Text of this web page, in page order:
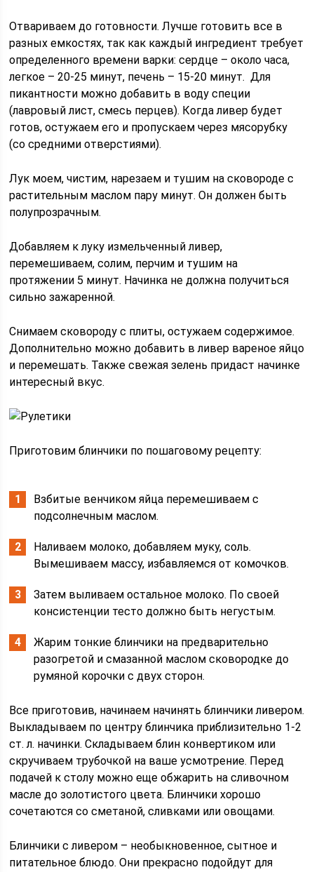
Отвариваем до готовности. Лучше готовить все в
разных емкостях, так как каждый ингредиент требует
определенного времени варки: сердце – около часа,
легкое – 20-25 минут, печень – 15-20 минут. Для
пикантности можно добавить в воду специи
(лавровый лист, смесь перцев). Когда ливер будет
готов, остужаем его и пропускаем через мясорубку
(со средними отверстиями).
Лук моем, чистим, нарезаем и тушим на сковороде с
растительным маслом пару минут. Он должен быть
полупрозрачным.
Добавляем к луку измельченный ливер,
перемешиваем, солим, перчим и тушим на
протяжении 5 минут. Начинка не должна получиться
сильно зажаренной.
Снимаем сковороду с плиты, остужаем содержимое.
Дополнительно можно добавить в ливер вареное яйцо
и перемешать. Также свежая зелень придаст начинке
интересный вкус.
Приготовим блинчики по пошаговому рецепту:
Взбитые венчиком яйца перемешиваем с
подсолнечным маслом.
Наливаем молоко, добавляем муку, соль.
Вымешиваем массу, избавляемся от комочков.
Затем выливаем остальное молоко. По своей
консистенции тесто должно быть негустым.
Жарим тонкие блинчики на предварительно
разогретой и смазанной маслом сковородке до
румяной корочки с двух сторон.
Все приготовив, начинаем начинять блинчики ливером.
Выкладываем по центру блинчика приблизительно 1-2
ст. л. начинки. Складываем блин конвертиком или
скручиваем трубочкой на ваше усмотрение. Перед
подачей к столу можно еще обжарить на сливочном
масле до золотистого цвета. Блинчики хорошо
сочетаются со сметаной, сливками или овощами.
Блинчики с ливером – необыкновенное, сытное и
питательное блюдо. Они прекрасно подойдут для